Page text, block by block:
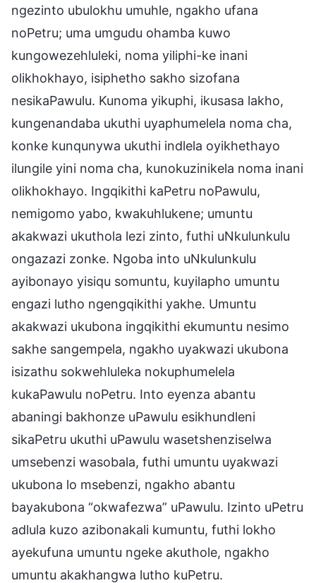
ngezinto ubulokhu umuhle, ngakho ufana
noPetru; uma umgudu ohamba kuwo
kungowezehluleki, noma yiliphi-ke inani
olikhokhayo, isiphetho sakho sizofana
nesikaPawulu. Kunoma yikuphi, ikusasa lakho,
kungenandaba ukuthi uyaphumelela noma cha,
konke kunqunywa ukuthi indlela oyikhethayo
ilungile yini noma cha, kunokuzinikela noma inani
olikhokhayo. Ingqikithi kaPetru noPawulu,
nemigomo yabo, kwakuhlukene; umuntu
akakwazi ukuthola lezi zinto, futhi uNkulunkulu
ongazazi zonke. Ngoba into uNkulunkulu
ayibonayo yisiqu somuntu, kuyilapho umuntu
engazi lutho ngengqikithi yakhe. Umuntu
akakwazi ukubona ingqikithi ekumuntu nesimo
sakhe sangempela, ngakho uyakwazi ukubona
isizathu sokwehluleka nokuphumelela
kukaPawulu noPetru. Into eyenza abantu
abaningi bakhonze uPawulu esikhundleni
sikaPetru ukuthi uPawulu wasetshenziselwa
umsebenzi wasobala, futhi umuntu uyakwazi
ukubona lo msebenzi, ngakho abantu
bayakubona “okwafezwa” uPawulu. Izinto uPetru
adlula kuzo azibonakali kumuntu, futhi lokho
ayekufuna umuntu ngeke akuthole, ngakho
umuntu akakhangwa lutho kuPetru.